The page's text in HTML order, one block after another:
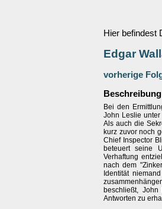
Hier befindest
Edgar
vorherige
Bei den
John Leslie
Als auch die
kurz zuvor noch
Chief Inspector
beteuert seine
Verhaftung
nach dem
Identität
beschließt,
Antworten zu